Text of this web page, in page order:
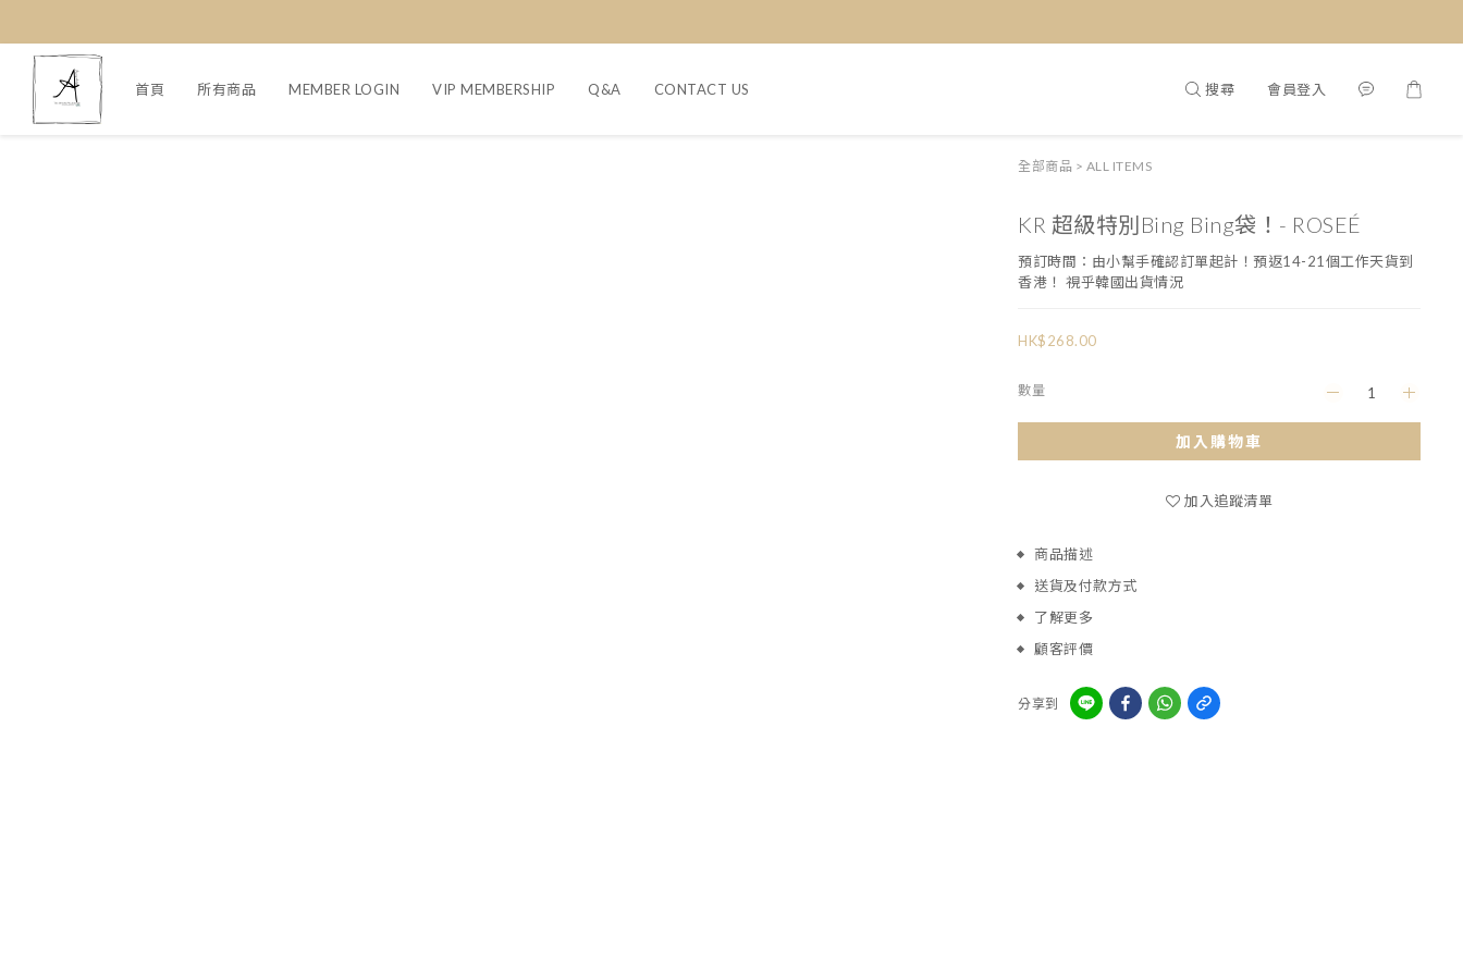
首頁 所有商品 MEMBER LOGIN VIP MEMBERSHIP Q&A CONTACT US 搜尋 會員登入
全部商品 > ALL ITEMS
KR 超級特別Bing Bing袋！- ROSEÉ
預訂時間：由小幫手確認訂單起計！預返14-21個工作天貨到
香港！ 視乎韓國出貨情況
HK$268.00
數量
加入購物車
加入追蹤清單
商品描述
送貨及付款方式
了解更多
顧客評價
分享到